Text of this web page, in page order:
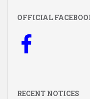
OFFICIAL
RECENT NOTICES